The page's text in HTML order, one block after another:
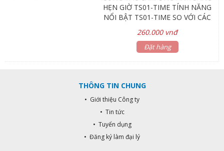
HẸN GIỜ TS01-TIME TÍNH NĂNG
NỔI BẬT TS01-TIME SO VỚI CÁC
SẢN PHẨM CÙNG LOẠI TRÊN THỊ
TRƯỜNG Công tắc ánh sáng đã
mặc định độ nhận biết môi trường
Learning. Chức năng này sẽ giúp
bạn, chọn độ tối phù hợp và chính
xác nhất để bật đèn. Chức năng hẹn
giờ tắt 4h,6h,8h, 12h vô cùng tiện
lợi. Không cần mất thời gian, hay
làm việc người khác tắt đèn hộ.
260.000 vnđ
Đặt hàng
THÔNG TIN CHUNG
• Giới thiệu Công ty
• Tin tức
• Tuyển dụng
• Đăng ký làm đại lý